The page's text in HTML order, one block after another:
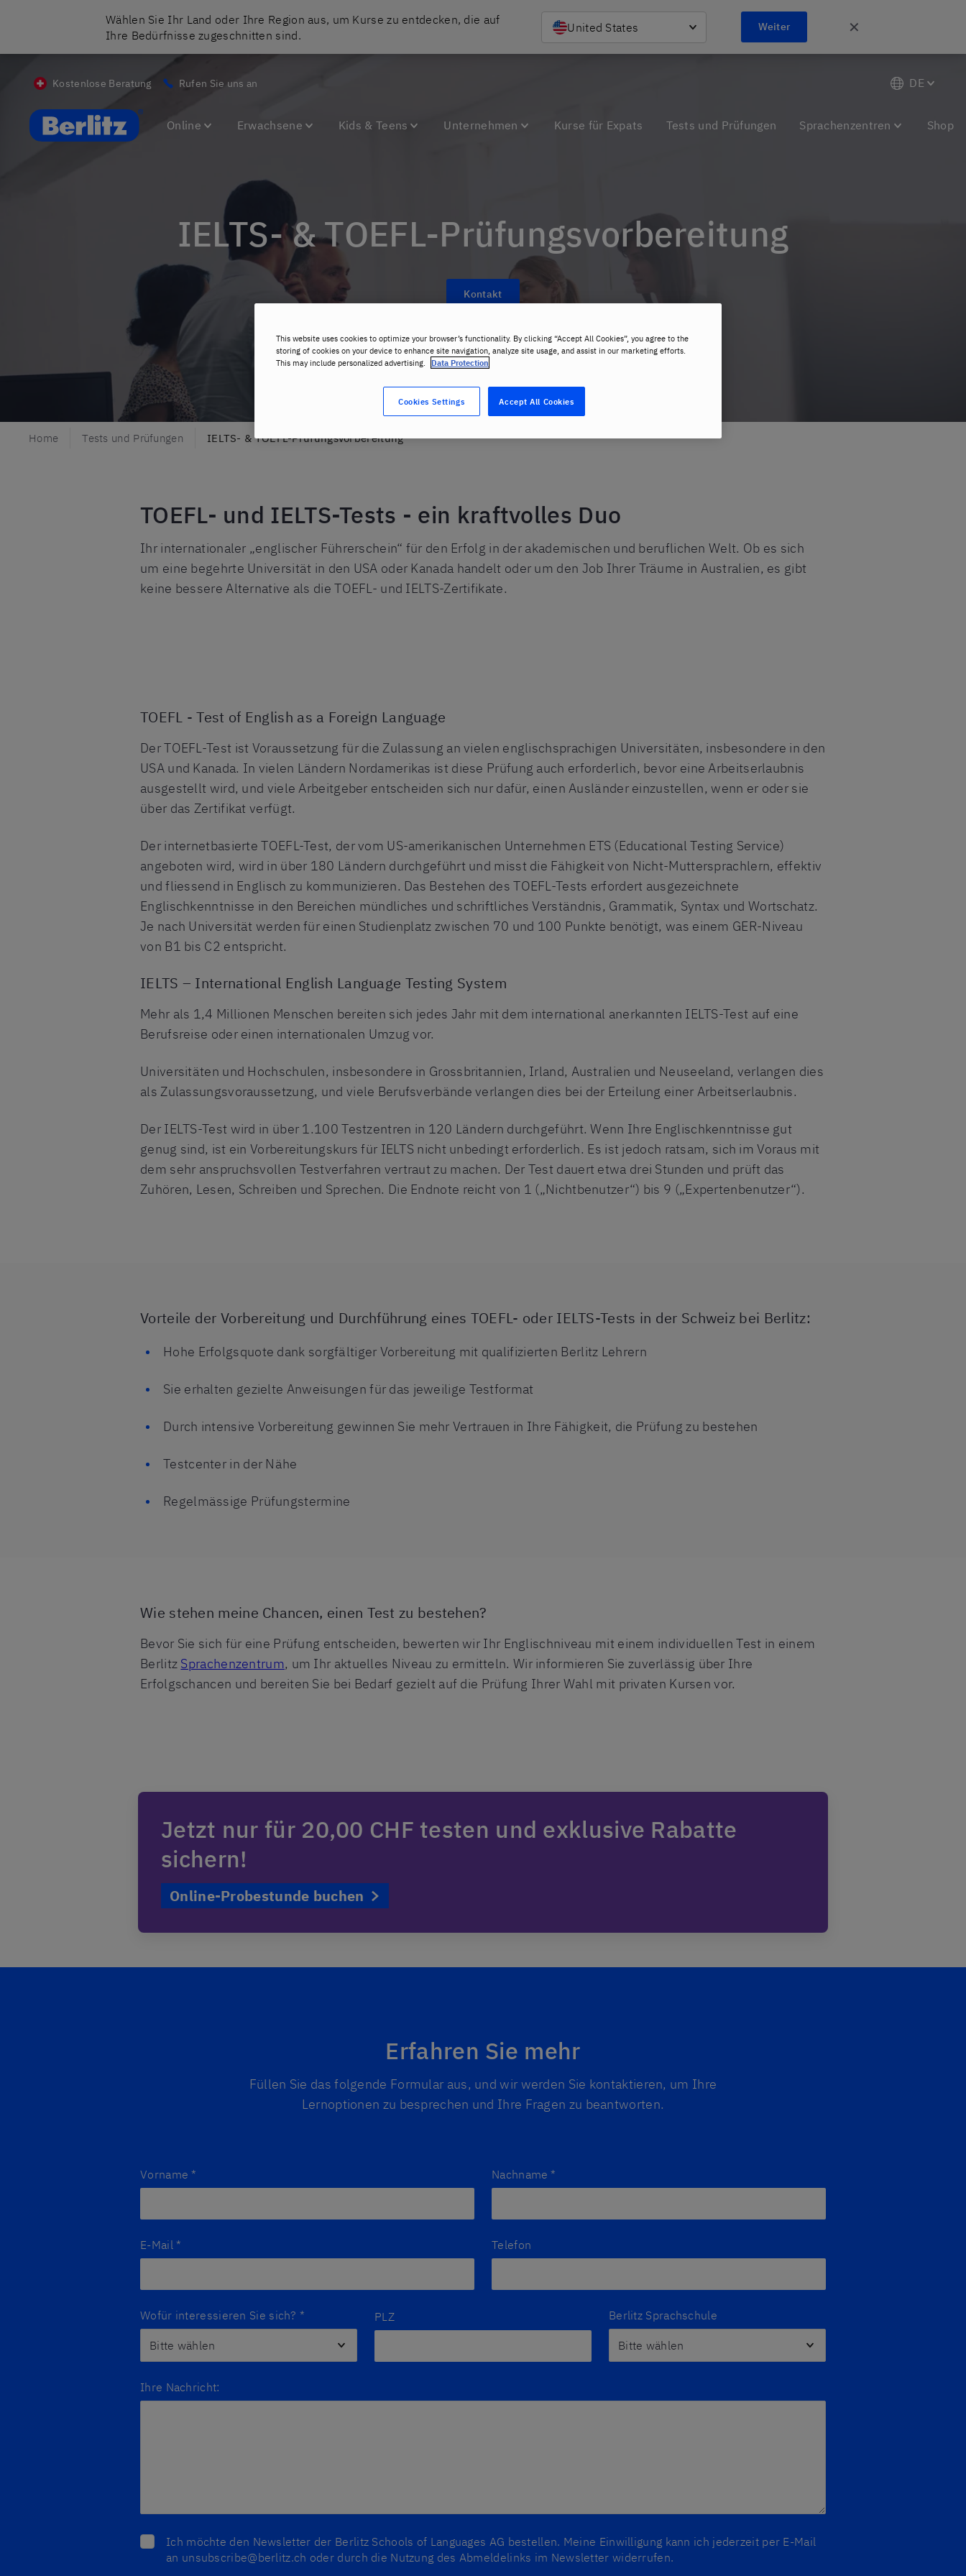
Wählen Sie Ihr Land oder Ihre Region aus, um Kurse zu entdecken, die auf
Ihre Bedürfnisse zugeschnitten sind.
United States Weiter ✕
Kostenlose Beratung Rufen Sie uns an DE
Berlitz CH
Online Erwachsene Kids & Teens Unternehmen Kurse für Expats Tests und Prüfungen Sprachenzentren Shop
IELTS- & TOEFL-Prüfungsvorbereitung
Kontakt
Home Tests und Prüfungen IELTS- & TOEFL-Prüfungsvorbereitung
TOEFL- und IELTS-Tests - ein kraftvolles Duo
Ihr internationaler „englischer Führerschein“ für den Erfolg in der akademischen und beruflichen Welt. Ob es sich
um eine begehrte Universität in den USA oder Kanada handelt oder um den Job Ihrer Träume in Australien, es gibt
keine bessere Alternative als die TOEFL- und IELTS-Zertifikate.
TOEFL - Test of English as a Foreign Language
Der TOEFL-Test ist Voraussetzung für die Zulassung an vielen englischsprachigen Universitäten, insbesondere in den
USA und Kanada. In vielen Ländern Nordamerikas ist diese Prüfung auch erforderlich, bevor eine Arbeitserlaubnis
ausgestellt wird, und viele Arbeitgeber entscheiden sich nur dafür, einen Ausländer einzustellen, wenn er oder sie
über das Zertifikat verfügt.
Der internetbasierte TOEFL-Test, der vom US-amerikanischen Unternehmen ETS (Educational Testing Service)
angeboten wird, wird in über 180 Ländern durchgeführt und misst die Fähigkeit von Nicht-Muttersprachlern, effektiv
und fliessend in Englisch zu kommunizieren. Das Bestehen des TOEFL-Tests erfordert ausgezeichnete
Englischkenntnisse in den Bereichen mündliches und schriftliches Verständnis, Grammatik, Syntax und Wortschatz.
Je nach Universität werden für einen Studienplatz zwischen 70 und 100 Punkte benötigt, was einem GER-Niveau
von B1 bis C2 entspricht.
IELTS – International English Language Testing System
Mehr als 1,4 Millionen Menschen bereiten sich jedes Jahr mit dem international anerkannten IELTS-Test auf eine
Berufsreise oder einen internationalen Umzug vor.
Universitäten und Hochschulen, insbesondere in Grossbritannien, Irland, Australien und Neuseeland, verlangen dies
als Zulassungsvoraussetzung, und viele Berufsverbände verlangen dies bei der Erteilung einer Arbeitserlaubnis.
Der IELTS-Test wird in über 1.100 Testzentren in 120 Ländern durchgeführt. Wenn Ihre Englischkenntnisse gut
genug sind, ist ein Vorbereitungskurs für IELTS nicht unbedingt erforderlich. Es ist jedoch ratsam, sich im Voraus mit
dem sehr anspruchsvollen Testverfahren vertraut zu machen. Der Test dauert etwa drei Stunden und prüft das
Zuhören, Lesen, Schreiben und Sprechen. Die Endnote reicht von 1 („Nichtbenutzer“) bis 9 („Expertenbenutzer“).
Vorteile der Vorbereitung und Durchführung eines TOEFL- oder IELTS-Tests in der Schweiz bei Berlitz:
Hohe Erfolgsquote dank sorgfältiger Vorbereitung mit qualifizierten Berlitz Lehrern
Sie erhalten gezielte Anweisungen für das jeweilige Testformat
Durch intensive Vorbereitung gewinnen Sie mehr Vertrauen in Ihre Fähigkeit, die Prüfung zu bestehen
Testcenter in der Nähe
Regelmässige Prüfungstermine
Wie stehen meine Chancen, einen Test zu bestehen?
Bevor Sie sich für eine Prüfung entscheiden, bewerten wir Ihr Englischniveau mit einem individuellen Test in einem
Berlitz Sprachenzentrum, um Ihr aktuelles Niveau zu ermitteln. Wir informieren Sie zuverlässig über Ihre
Erfolgschancen und bereiten Sie bei Bedarf gezielt auf die Prüfung Ihrer Wahl mit privaten Kursen vor.
Jetzt nur für 20,00 CHF testen und exklusive Rabatte
sichern!
Online-Probestunde buchen
Erfahren Sie mehr
Füllen Sie das folgende Formular aus, und wir werden Sie kontaktieren, um Ihre
Lernoptionen zu besprechen und Ihre Fragen zu beantworten.
Vorname * Nachname *
E-Mail * Telefon
Wofür interessieren Sie sich? * PLZ Berlitz Sprachschule
Ihre Nachricht:
Ich möchte den Newsletter der Berlitz Schools of Languages AG bestellen. Meine Einwilligung kann ich jederzeit per E-Mail
an unsubscribe@berlitz.ch oder durch die Nutzung des Abmeldelinks im Newsletter widerrufen.
This website uses cookies to optimize your browser’s functionality. By clicking “Accept All Cookies”, you agree to the
storing of cookies on your device to enhance site navigation, analyze site usage, and assist in our marketing efforts.
This may include personalized advertising.
Data Protection
Accept All Cookies
Cookies Settings